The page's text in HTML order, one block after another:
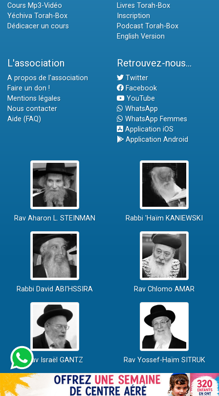
Cours Mp3-Vidéo
Yéchiva Torah-Box
Dédicacer un cours
Livres Torah-Box
Inscription
Podcast Torah-Box
English Version
L'association
A propos de l'association
Faire un don !
Mentions légales
Nous contacter
Aide (FAQ)
Retrouvez-nous...
Twitter
Facebook
YouTube
WhatsApp
WhatsApp Femmes
Application iOS
Application Android
Rav Aharon L. STEINMAN Rabbi 'Haïm KANIEWSKI
Rabbi David ABI'HSSIRA Rav Chlomo AMAR
Rav Israël GANTZ Rav Yossef-Haïm SITRUK